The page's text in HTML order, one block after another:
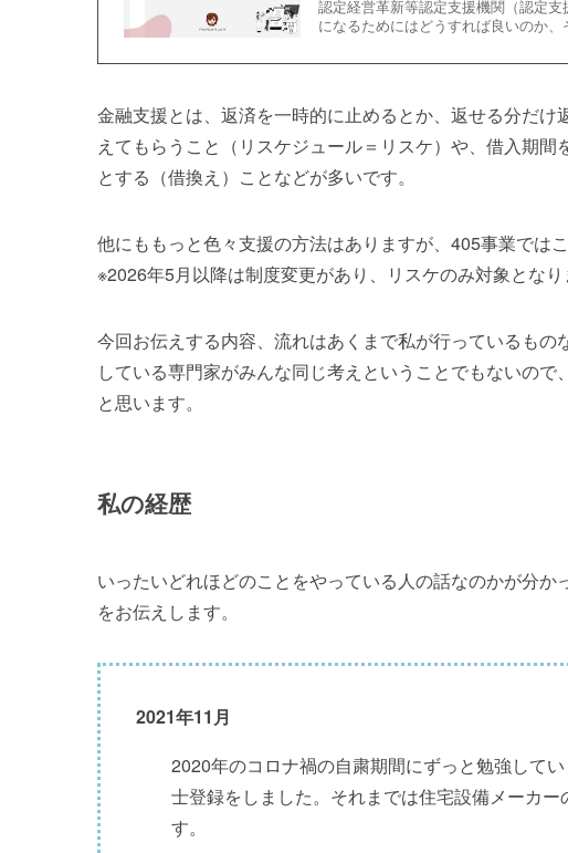
認定経営革新等認定支援機関（認定
になるためにはどうすれば良いのか、
金融支援とは、返済を一時的に止めるとか、返せる分だ
えてもらうこと（リスケジュール＝リスケ）や、借入期
とする（借換え）ことなどが多いです。
他にももっと色々支援の方法はありますが、405事業では
※2026年5月以降は制度変更があり、リスケのみ対象となり
今回お伝えする内容、流れはあくまで私が行っているも
している専門家がみんな同じ考えということでもないの
と思います。
私の経歴
いったいどれほどのことをやっている人の話なのかが分
をお伝えします。
2021年11月
2020年のコロナ禍の自粛期間にずっと勉強して
士登録をしました。それまでは住宅設備メーカ
す。